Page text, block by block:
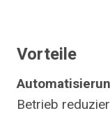
Vorteile
Betrieb